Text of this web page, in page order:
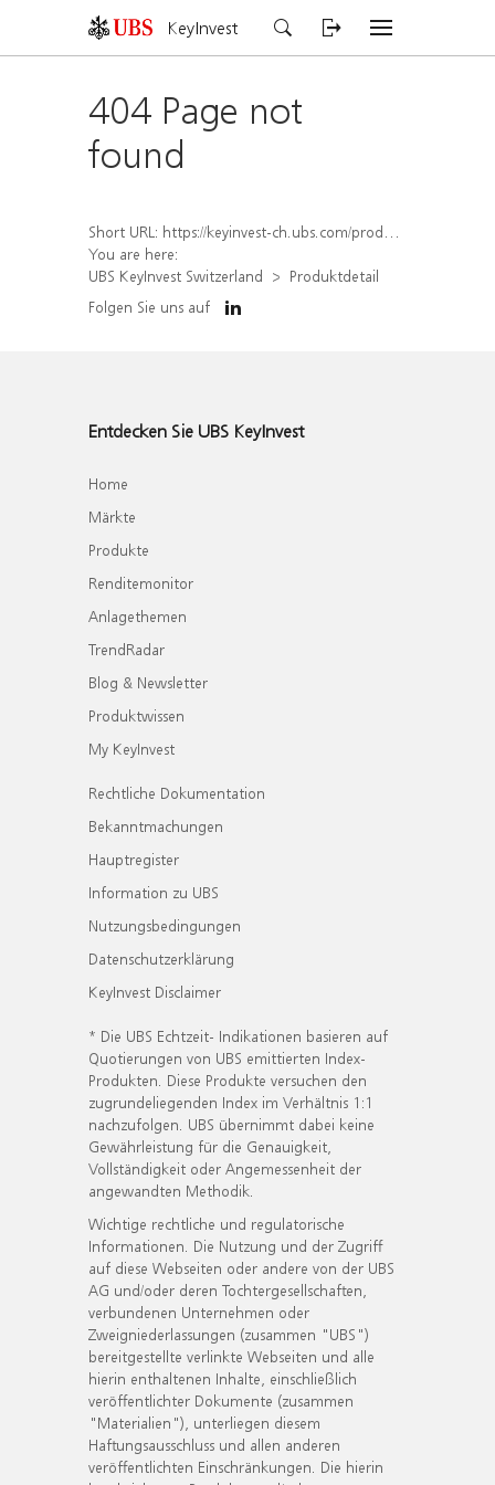
KeyInvest
404 Page not
found
Short URL: https://keyinvest-ch.ubs.com/produkt/detail/index/isin/CH1577996890
You are here:
UBS KeyInvest Switzerland
Produktdetail
Folgen Sie uns auf
Entdecken Sie UBS KeyInvest
Home
Märkte
Produkte
Renditemonitor
Anlagethemen
TrendRadar
Blog & Newsletter
Produktwissen
My KeyInvest
Rechtliche Dokumentation
Bekanntmachungen
Hauptregister
Information zu UBS
Nutzungsbedingungen
Datenschutzerklärung
KeyInvest Disclaimer
* Die UBS Echtzeit- Indikationen basieren auf
Quotierungen von UBS emittierten Index-
Produkten. Diese Produkte versuchen den
zugrundeliegenden Index im Verhältnis 1:1
nachzufolgen. UBS übernimmt dabei keine
Gewährleistung für die Genauigkeit,
Vollständigkeit oder Angemessenheit der
angewandten Methodik.
Wichtige rechtliche und regulatorische
Informationen. Die Nutzung und der Zugriff
auf diese Webseiten oder andere von der UBS
AG und/oder deren Tochtergesellschaften,
verbundenen Unternehmen oder
Zweigniederlassungen (zusammen "UBS")
bereitgestellte verlinkte Webseiten und alle
hierin enthaltenen Inhalte, einschließlich
veröffentlichter Dokumente (zusammen
"Materialien"), unterliegen diesem
Haftungsausschluss und allen anderen
veröffentlichten Einschränkungen. Die hierin